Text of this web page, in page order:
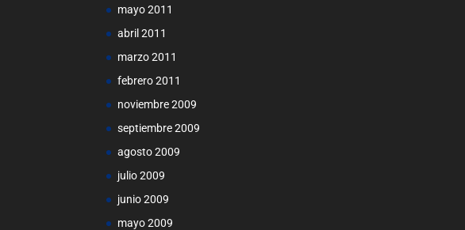
mayo 2011
abril 2011
marzo 2011
febrero 2011
noviembre 2009
septiembre 2009
agosto 2009
julio 2009
junio 2009
mayo 2009